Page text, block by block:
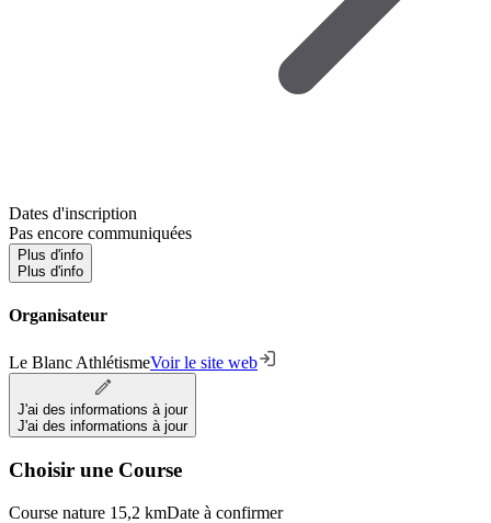
Dates d'inscription
Pas encore communiquées
Plus d'info
Plus d'info
Organisateur
Le Blanc AthlétismeVoir le site web
J'ai des informations à jour
J'ai des informations à jour
Choisir une Course
Course nature 15,2 kmDate à confirmer